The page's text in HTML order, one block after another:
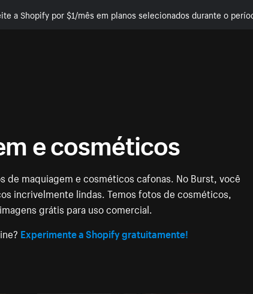
a Shopify por $1/mês em planos selecionados durante o
e cosméticos
de maquiagem e cosméticos cafonas. No Burst, você
incrivelmente lindas. Temos fotos de cosméticos,
grátis para uso comercial.
Experimente a Shopify gratuitamente!